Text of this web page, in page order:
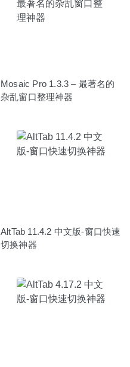
Mosaic Pro 1.3.3 – 最著名的
杂乱窗口整理神器
AltTab 11.4.2 中文版-窗口快速
切换神器